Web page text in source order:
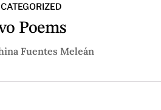
Poems
Fuentes Meleán